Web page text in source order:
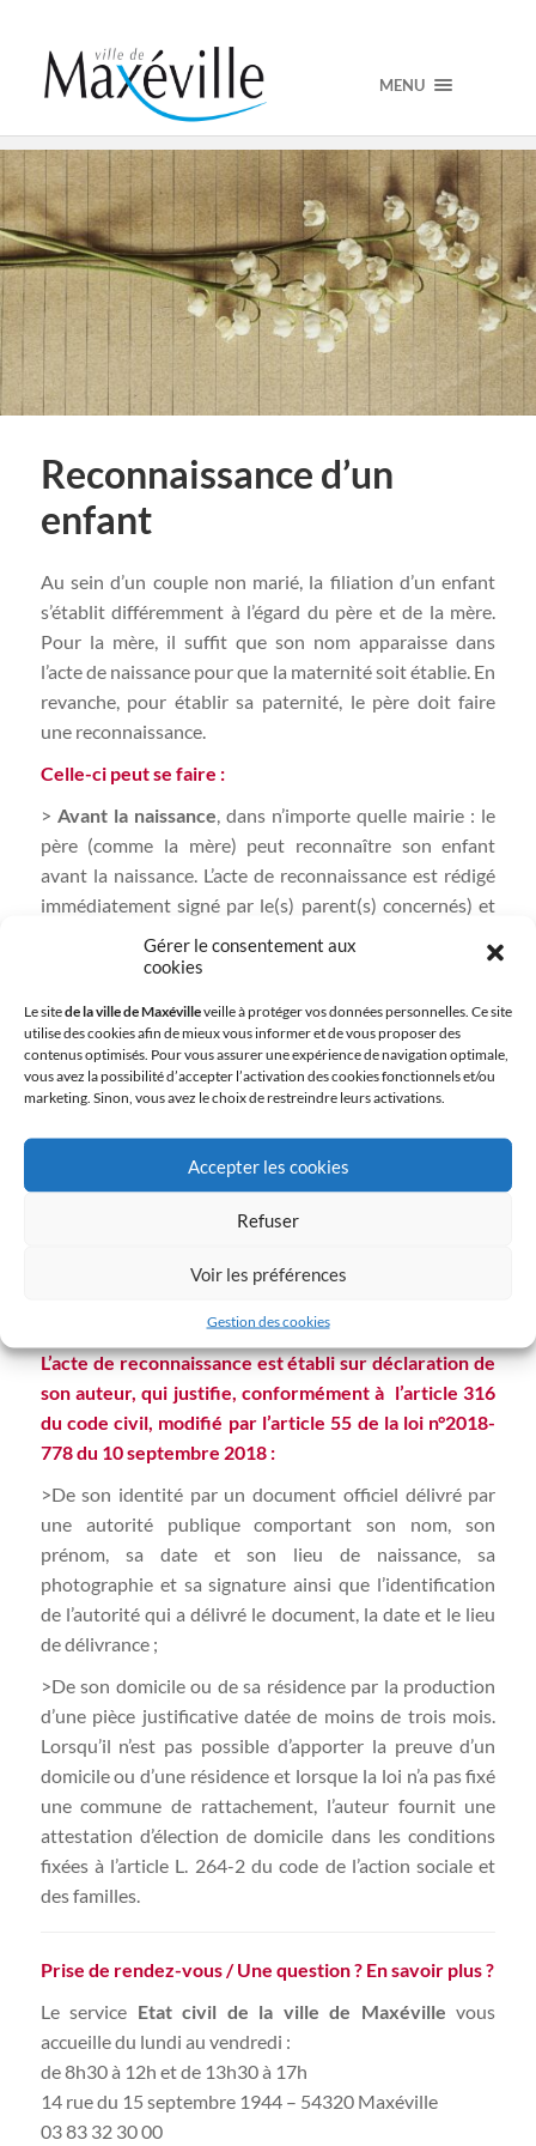
Gérer le consentement aux
cookies
Le sitede la ville de Maxévilleveille à protéger vos données personnelles. Ce site
utilise des cookies afin de mieux vous informer et de vous proposer des
contenus optimisés. Pour vous assurer une expérience de navigation optimale,
vous avez la possibilité d’accepter l’activation des cookies fonctionnels et/ou
marketing. Sinon, vous avez le choix de restreindre leurs activations.
Accepter les cookies
Refuser
Voir les préférences
Gestion des cookies
MENU
Reconnaissance d’un
enfant
Au sein d’un couple non marié, la filiation d’un enfant
s’établit différemment à l’égard du père et de la mère.
Pour la mère, il suffit que son nom apparaisse dans
l’acte de naissance pour que la maternité soit établie. En
revanche, pour établir sa paternité, le père doit faire
une reconnaissance.
Celle-ci peut se faire :
> Avant la naissance, dans n’importe quelle mairie : le
père (comme la mère) peut reconnaître son enfant
avant la naissance. L’acte de reconnaissance est rédigé
immédiatement signé par le(s) parent(s) concernés) et
par l’officier d’état civil qui lui(leur) remet une copie de
l’acte qu’il faudra présenter lors de la déclaration de
>Au moment de la déclaration de naissance, à la
mairie du lieu de naissance, dans les 5 jours qui suivent
la naissance. Elle est alors contenue dans l’acte de
Après la déclaration de naissance
quelle mairie. La mairie de naissance indiquera cette
reconnaissance en mention de l’acte de naissance de
L’acte de reconnaissance est établi sur déclaration de
son auteur, qui justifie, conformément à l’article 316
du code civil, modifié par l’article 55 de la loi n°2018-
778 du 10 septembre 2018 :
>De son identité par un document officiel délivré par
une autorité publique comportant son nom, son
prénom, sa date et son lieu de naissance, sa
photographie et sa signature ainsi que l’identification
de l’autorité qui a délivré le document, la date et le lieu
de délivrance ;
>De son domicile ou de sa résidence par la production
d’une pièce justificative datée de moins de trois mois.
Lorsqu’il n’est pas possible d’apporter la preuve d’un
domicile ou d’une résidence et lorsque la loi n’a pas fixé
une commune de rattachement, l’auteur fournit une
attestation d’élection de domicile dans les conditions
fixées à l’article L. 264-2 du code de l’action sociale et
des familles.
Prise de rendez-vous / Une question ? En savoir plus ?
Le service Etat civil de la ville de Maxéville vous
accueille du lundi au vendredi :
de 8h30 à 12h et de 13h30 à 17h
14 rue du 15 septembre 1944 – 54320 Maxéville
03 83 32 30 00